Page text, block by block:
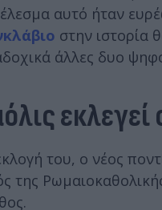
αυτό ήταν
στην ιστορία
άλλες δυο
του, ο νέος
της